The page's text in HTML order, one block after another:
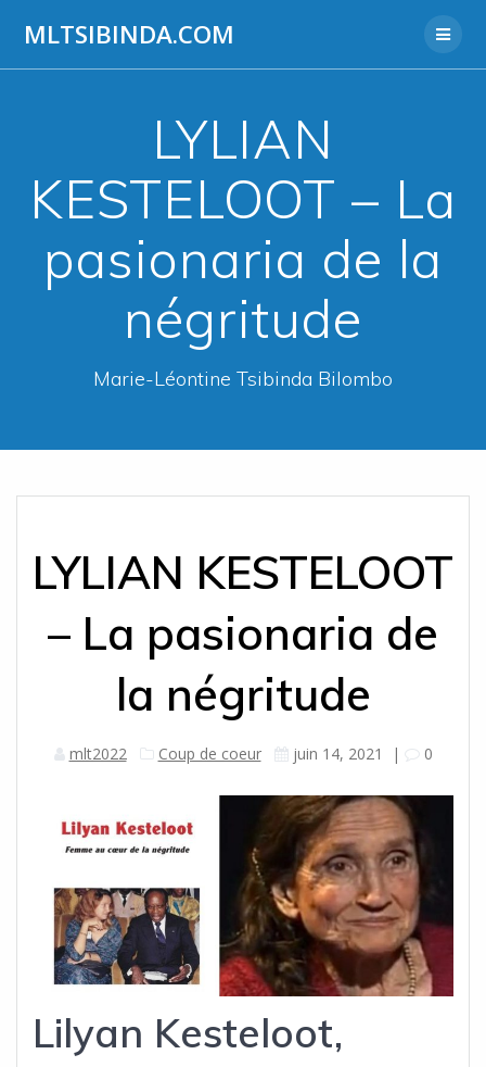
MLTSIBINDA.COM
LYLIAN
KESTELOOT – La
pasionaria de la
négritude
Marie-Léontine Tsibinda Bilombo
LYLIAN KESTELOOT
– La pasionaria de
la négritude
mlt2022 Coup de coeur juin 14, 2021 | 0
Lilyan Kesteloot,